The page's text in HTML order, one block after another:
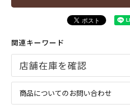
関連キーワード
商品についてのお問い合わせ